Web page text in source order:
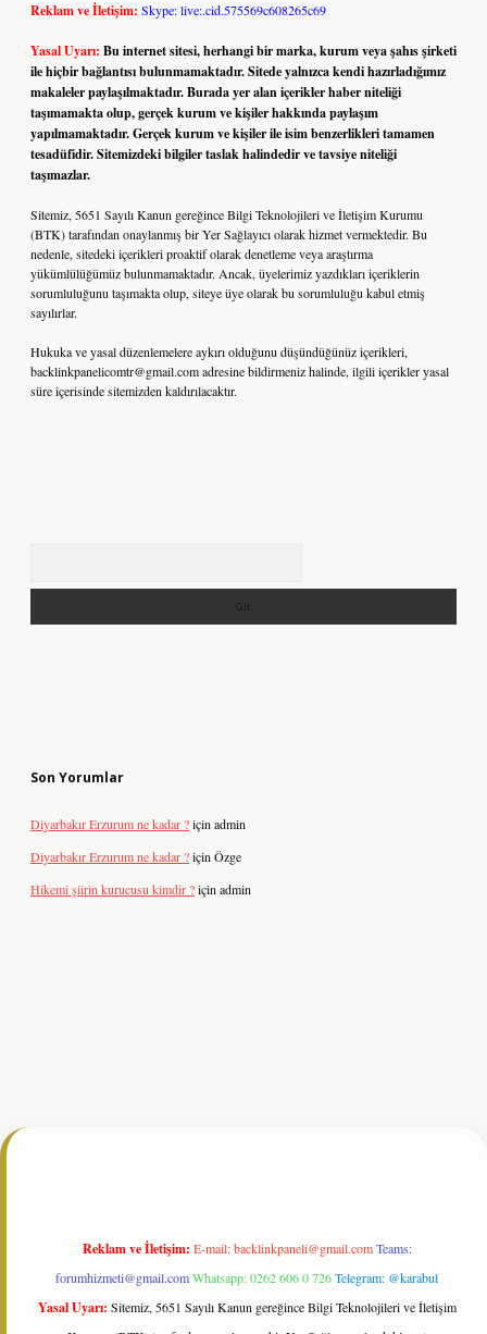
Reklam ve İletişim: Skype: live:.cid.575569c608265c69
Yasal Uyarı: Bu internet sitesi, herhangi bir marka, kurum veya şahıs şirketi
ile hiçbir bağlantısı bulunmamaktadır. Sitede yalnızca kendi hazırladığımız
makaleler paylaşılmaktadır. Burada yer alan içerikler haber niteliği
taşımamakta olup, gerçek kurum ve kişiler hakkında paylaşım
yapılmamaktadır. Gerçek kurum ve kişiler ile isim benzerlikleri tamamen
tesadüfidir. Sitemizdeki bilgiler taslak halindedir ve tavsiye niteliği
taşımazlar.
Sitemiz, 5651 Sayılı Kanun gereğince Bilgi Teknolojileri ve İletişim Kurumu
(BTK) tarafından onaylanmış bir Yer Sağlayıcı olarak hizmet vermektedir. Bu
nedenle, sitedeki içerikleri proaktif olarak denetleme veya araştırma
yükümlülüğümüz bulunmamaktadır. Ancak, üyelerimiz yazdıkları içeriklerin
sorumluluğunu taşımakta olup, siteye üye olarak bu sorumluluğu kabul etmiş
sayılırlar.
Hukuka ve yasal düzenlemelere aykırı olduğunu düşündüğünüz içerikleri,
backlinkpanelicomtr@gmail.comadresine bildirmeniz halinde, ilgili içerikler yasal
süre içerisinde sitemizden kaldırılacaktır.
Son Yorumlar
Diyarbakır Erzurum ne kadar ?için admin
Diyarbakır Erzurum ne kadar ?için Özge
Hikemi şiirin kurucusu kimdir ?için admin
resmi sitesi
Reklam ve İletişim: E-mail:backlinkpaneli@gmail.com Teams:
forumhizmeti@gmail.comWhatsapp: 0262 606 0 726Telegram: @karabul
Yasal Uyarı: Sitemiz, 5651 Sayılı Kanun gereğince Bilgi Teknolojileri ve İletişim